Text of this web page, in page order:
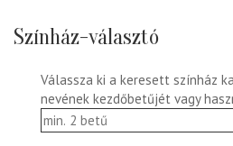
Színház-választó
Válassza ki a keresett színház
nevének kezdőbetűjét vagy